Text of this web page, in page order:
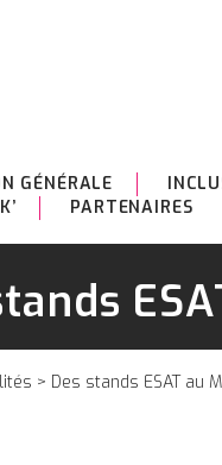
GÉNÉRALE
PARTENAIRES
> Des stands ESAT au